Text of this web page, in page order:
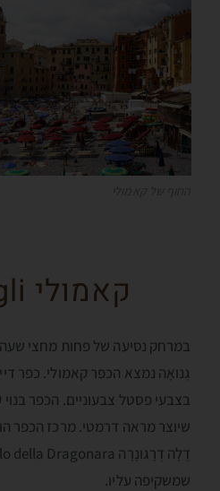
קאמולי Camogli
במרחק נסיעה של פחות מחצי
גֶנואָה נמצא הכפר קאמולי. כפר
בצבעי פסטל צבעוניים. הכפר
שיוצר מראה דרמטי. מרכז הכפר
שמשקיפה עליו.